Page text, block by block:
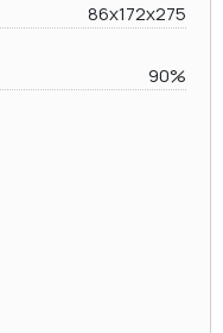
86x172x275
90%